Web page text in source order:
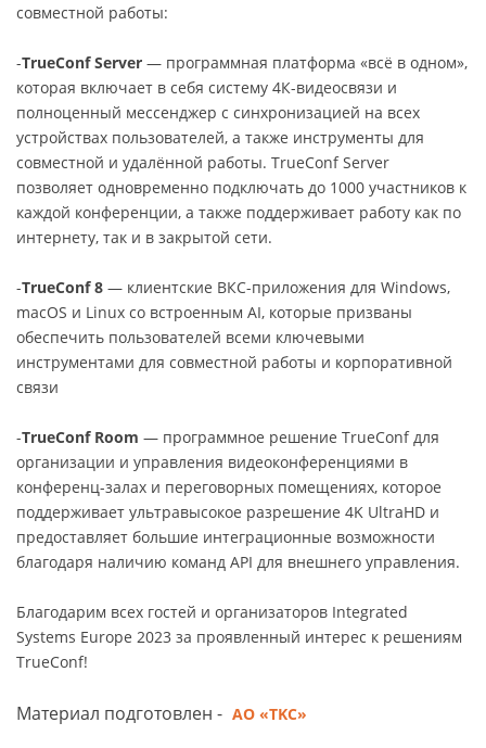
совместной работы:
-TrueConf Server — программная платформа «всё в одном»,
которая включает в себя систему 4К-видеосвязи и
полноценный мессенджер с синхронизацией на всех
устройствах пользователей, а также инструменты для
совместной и удалённой работы. TrueConf Server
позволяет одновременно подключать до 1000 участников к
каждой конференции, а также поддерживает работу как по
интернету, так и в закрытой сети.
-TrueConf 8 — клиентские ВКС-приложения для Windows,
macOS и Linux со встроенным AI, которые призваны
обеспечить пользователей всеми ключевыми
инструментами для совместной работы и корпоративной
связи
-TrueConf Room — программное решение TrueConf для
организации и управления видеоконференциями в
конференц-залах и переговорных помещениях, которое
поддерживает ультравысокое разрешение 4K UltraHD и
предоставляет большие интеграционные возможности
благодаря наличию команд API для внешнего управления.
Благодарим всех гостей и организаторов Integrated
Systems Europe 2023 за проявленный интерес к решениям
TrueConf!
Материал подготовлен - АО «TKC»